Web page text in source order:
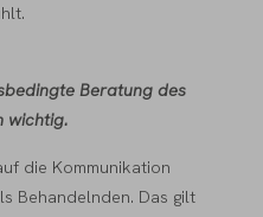
Beratung des
wichtig.
die Kommunikation
Behandelnden. Das gilt